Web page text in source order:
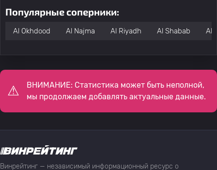
Популярные соперники:
Al Okhdood Al Najma Al Riyadh Al Shabab Al
ВНИМАНИЕ: Статистика может быть неполной,
мы продолжаем добавлять актуальные данные.
Винрейтинг — независимый информационный ресурс о